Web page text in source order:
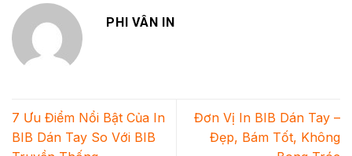
PHI VÂN IN
7 Ưu Điểm Nổi Bật Của In
BIB Dán Tay So Với BIB
Đơn Vị In BIB Dán Tay –
Đẹp, Bám Tốt, Không